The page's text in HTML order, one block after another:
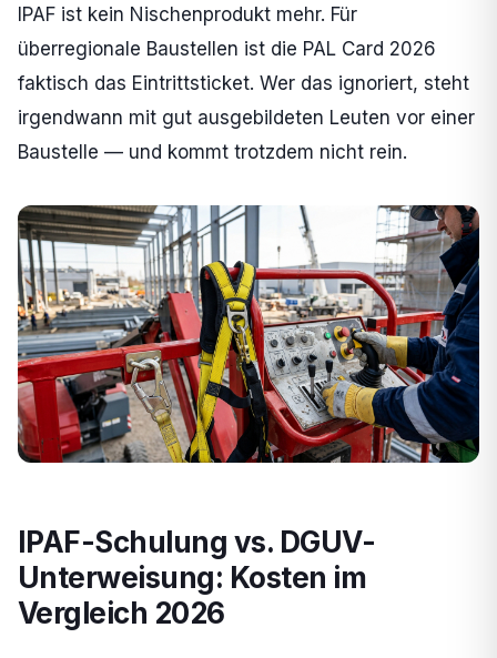
IPAF ist kein Nischenprodukt mehr. Für
überregionale Baustellen ist die PAL Card 2026
faktisch das Eintrittsticket. Wer das ignoriert, steht
irgendwann mit gut ausgebildeten Leuten vor einer
Baustelle — und kommt trotzdem nicht rein.
IPAF-Schulung vs. DGUV-
Unterweisung: Kosten im
Vergleich 2026